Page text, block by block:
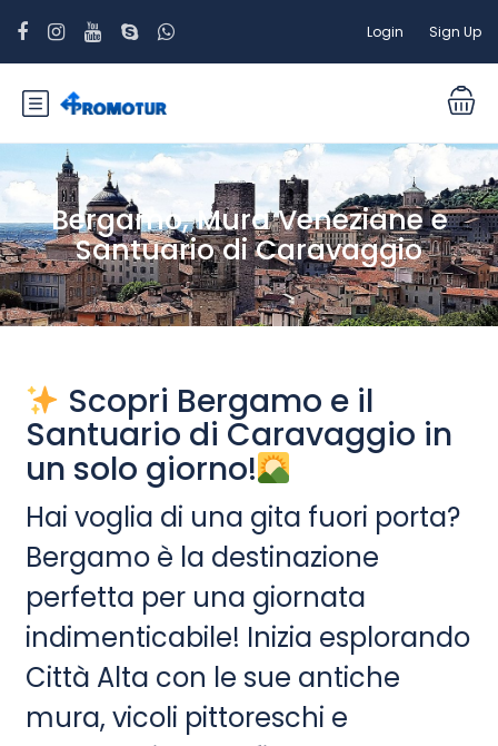
Login Sign Up
Bergamo, Mura Veneziane e
Santuario di Caravaggio
Scopri Bergamo e il
Santuario di Caravaggio in
un solo giorno!
Hai voglia di una gita fuori porta?
Bergamo è la destinazione
perfetta per una giornata
indimenticabile! Inizia esplorando
Città Alta con le sue antiche
mura, vicoli pittoreschi e